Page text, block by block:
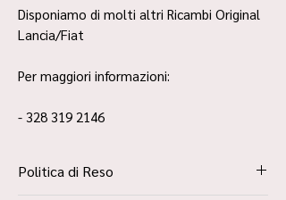
Disponiamo di molti altri Ricambi Original
Lancia/Fiat
Per maggiori informazioni:
- 328 319 2146
Politica di Reso